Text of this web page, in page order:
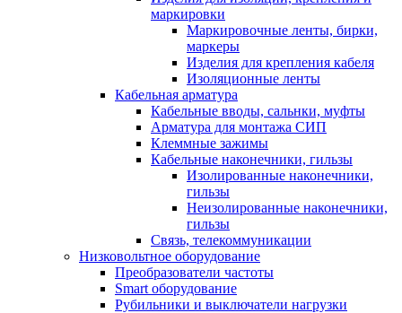
маркировки
Маркировочные ленты, бирки,
маркеры
Изделия для крепления кабеля
Изоляционные ленты
Кабельная арматура
Кабельные вводы, сальнки, муфты
Арматура для монтажа СИП
Клеммные зажимы
Кабельные наконечники, гильзы
Изолированные наконечники,
гильзы
Неизолированные наконечники,
гильзы
Связь, телекоммуникации
Низковольтное оборудование
Преобразователи частоты
Smart оборудование
Рубильники и выключатели нагрузки